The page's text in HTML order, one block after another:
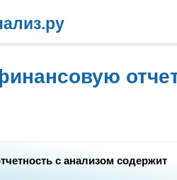
с анализом содержит